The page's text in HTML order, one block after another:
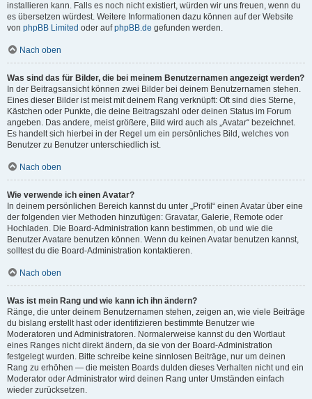
installieren kann. Falls es noch nicht existiert, würden wir uns freuen, wenn du
es übersetzen würdest. Weitere Informationen dazu können auf der Website
von phpBB Limited oder aufphpBB.de gefunden werden.
Nach oben
Was sind das für Bilder, die bei meinem Benutzernamen angezeigt werden?
In der Beitragsansicht können zwei Bilder bei deinem Benutzernamen stehen.
Eines dieser Bilder ist meist mit deinem Rang verknüpft: Oft sind dies Sterne,
Kästchen oder Punkte, die deine Beitragszahl oder deinen Status im Forum
angeben. Das andere, meist größere, Bild wird auch als „Avatar“ bezeichnet.
Es handelt sich hierbei in der Regel um ein persönliches Bild, welches von
Benutzer zu Benutzer unterschiedlich ist.
Nach oben
Wie verwende ich einen Avatar?
In deinem persönlichen Bereich kannst du unter „Profil“ einen Avatar über eine
der folgenden vier Methoden hinzufügen: Gravatar, Galerie, Remote oder
Hochladen. Die Board-Administration kann bestimmen, ob und wie die
Benutzer Avatare benutzen können. Wenn du keinen Avatar benutzen kannst,
solltest du die Board-Administration kontaktieren.
Nach oben
Was ist mein Rang und wie kann ich ihn ändern?
Ränge, die unter deinem Benutzernamen stehen, zeigen an, wie viele Beiträge
du bislang erstellt hast oder identifizieren bestimmte Benutzer wie
Moderatoren und Administratoren. Normalerweise kannst du den Wortlaut
eines Ranges nicht direkt ändern, da sie von der Board-Administration
festgelegt wurden. Bitte schreibe keine sinnlosen Beiträge, nur um deinen
Rang zu erhöhen — die meisten Boards dulden dieses Verhalten nicht und ein
Moderator oder Administrator wird deinen Rang unter Umständen einfach
wieder zurücksetzen.